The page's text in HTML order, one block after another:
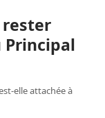
rester
​elle attachée à